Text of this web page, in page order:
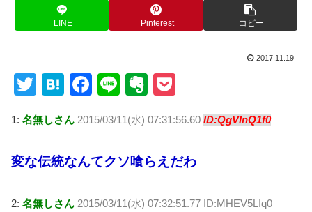
LINE Pinterest コピー
2017.11.19
T
tt
er
H
e
n
a
F
c
e
b
o
Li
e
E
er
n
ot
e
ck
et
1: 名無しさん 2015/03/11(水) 07:31:56.60 ID:QgVlnQ1f0
変な伝統なんてクソ喰らえだわ
2: 名無しさん 2015/03/11(水) 07:32:51.77 ID:MHEV5LIq0